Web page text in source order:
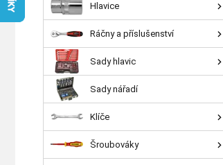
Hlavice
Ráčny a příslušenství
Sady hlavic
Sady nářadí
Klíče
Šroubováky